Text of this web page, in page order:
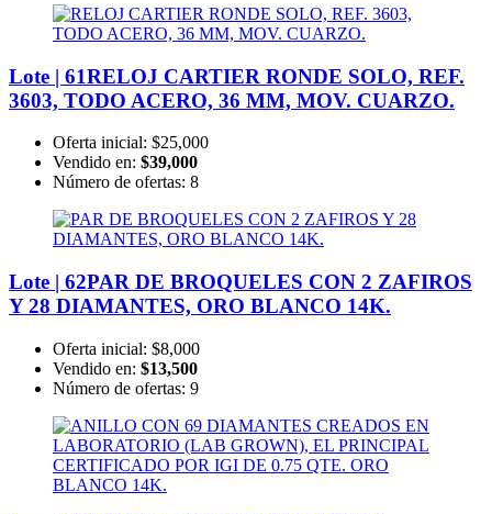
Lote | 61RELOJ CARTIER RONDE SOLO, REF.
3603, TODO ACERO, 36 MM, MOV. CUARZO.
Oferta inicial: $25,000
Vendido en: $39,000
Número de ofertas: 8
Lote | 62PAR DE BROQUELES CON 2 ZAFIROS
Y 28 DIAMANTES, ORO BLANCO 14K.
Oferta inicial: $8,000
Vendido en: $13,500
Número de ofertas: 9